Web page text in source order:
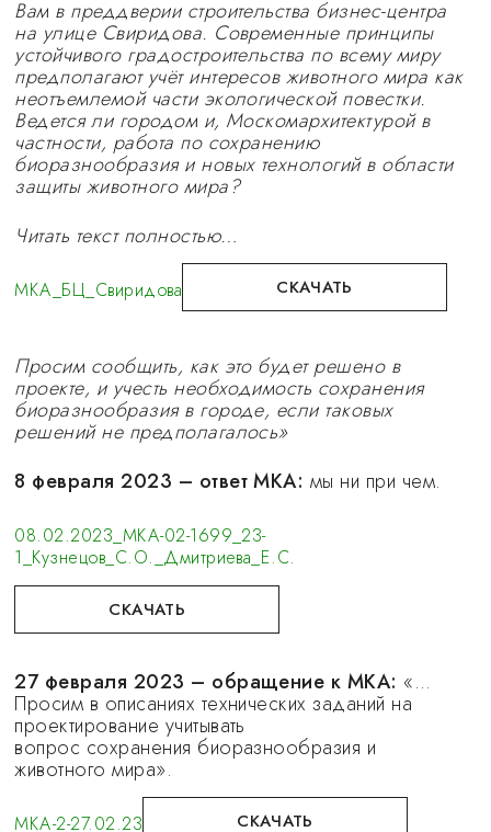
Вам в преддверии строительства бизнес-центра
на улице Свиридова. Современные принципы
устойчивого градостроительства по всему миру
предполагают учёт интересов животного мира как
неотъемлемой части экологической повестки.
Ведется ли городом и, Москомархитектурой в
частности, работа по сохранению
биоразнообразия и новых технологий в области
защиты животного мира?
Читать текст полностью…
МКА_БЦ_Свиридова СКАЧАТЬ
Просим сообщить, как это будет решено в
проекте, и учесть необходимость сохранения
биоразнообразия в городе, если таковых
решений не предполагалось»
8 февраля 2023 – ответ МКА: мы ни при чем.
08.02.2023_МКА-02-1699_23-
1_Кузнецов_С.О._Дмитриева_Е.С.
СКАЧАТЬ
27 февраля 2023 – обращение к МКА: «…
Просим в описаниях технических заданий на
проектирование учитывать
вопрос сохранения биоразнообразия и
животного мира».
МКА-2-27.02.23 СКАЧАТЬ